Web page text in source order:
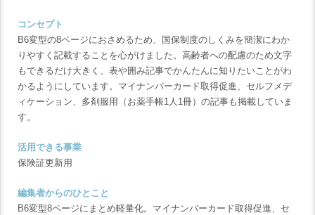
コンセプト
B6変型の8ページにおさめるため、国保制度のしくみを簡潔にわか
りやすく記載することを心がけました。高齢者への配慮のため文字
もできるだけ大きく、表や囲み記事でかんたんに知りたいことがわ
かるようにしています。マイナンバーカード取得促進、セルフメデ
ィケーション、多剤服用（お薬手帳1人1冊）の記事も掲載していま
す。
活用できる事業
保険証更新用
編集者からのひとこと
B6変型8ページにまとめ軽量化。マイナンバーカード取得促進、セ